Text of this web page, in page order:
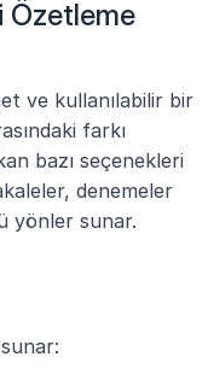
Özetleme
ve kullanılabilir bir
farkı
bazı seçenekleri
denemeler
yönler sunar.